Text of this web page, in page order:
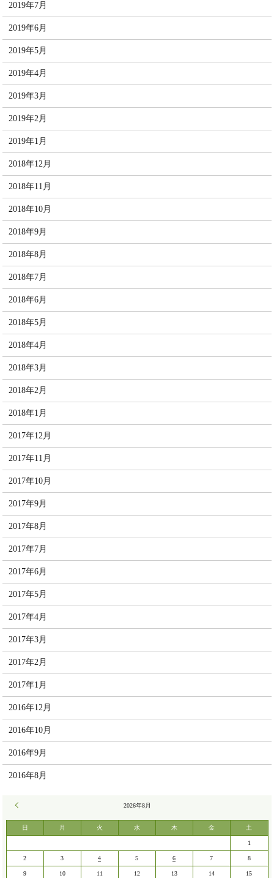
2019年7月
2019年6月
2019年5月
2019年4月
2019年3月
2019年2月
2019年1月
2018年12月
2018年11月
2018年10月
2018年9月
2018年8月
2018年7月
2018年6月
2018年5月
2018年4月
2018年3月
2018年2月
2018年1月
2017年12月
2017年11月
2017年10月
2017年9月
2017年8月
2017年7月
2017年6月
2017年5月
2017年4月
2017年3月
2017年2月
2017年1月
2016年12月
2016年10月
2016年9月
2016年8月
2026年8月
日 月 火 水 木 金 土
1
2 3 4 5 6 7 8
9 10 11 12 13 14 15